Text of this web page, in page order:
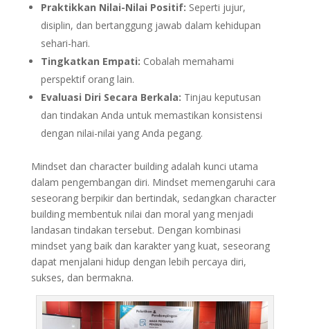
Praktikkan Nilai-Nilai Positif: Seperti jujur,
disiplin, dan bertanggung jawab dalam kehidupan
sehari-hari.
Tingkatkan Empati: Cobalah memahami
perspektif orang lain.
Evaluasi Diri Secara Berkala: Tinjau keputusan
dan tindakan Anda untuk memastikan konsistensi
dengan nilai-nilai yang Anda pegang.
Mindset dan character building adalah kunci utama
dalam pengembangan diri. Mindset memengaruhi cara
seseorang berpikir dan bertindak, sedangkan character
building membentuk nilai dan moral yang menjadi
landasan tindakan tersebut. Dengan kombinasi
mindset yang baik dan karakter yang kuat, seseorang
dapat menjalani hidup dengan lebih percaya diri,
sukses, dan bermakna.